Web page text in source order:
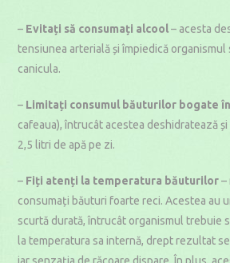
– Evitați să consumați alcool– acesta
tensiunea arterială și împiedică
canicula.
– Limitați consumul băuturilor bogate
cafeaua), întrucât acestea deshidratează
2,5 litri de apă pe zi.
– Fiți atenți la temperatura băuturilor–
consumați băuturi foarte reci. Acestea au
scurtă durată, întrucât organismul trebuie
la temperatura sa internă, drept rezultat